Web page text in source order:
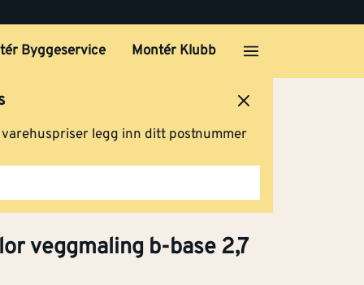
Byggeservice Montér Klubb
legg inn ditt postnummer
veggmaling b-base 2,7
Klikk og hent
Klikk og hent
Klikk og hent